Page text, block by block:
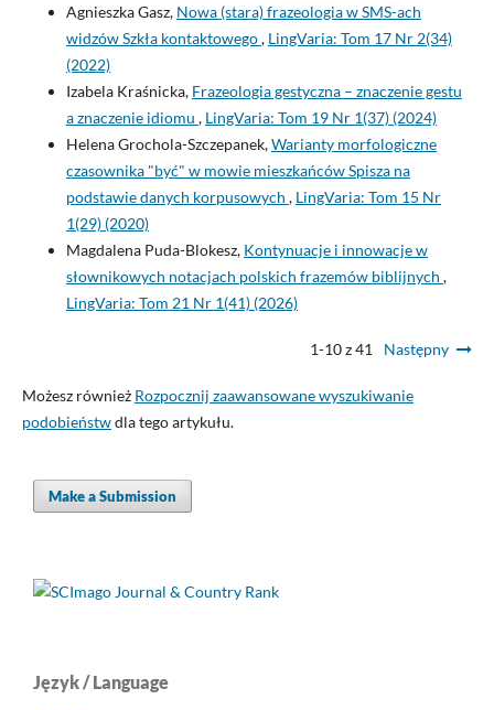
Agnieszka Gasz, Nowa (stara) frazeologia w SMS-ach
widzów Szkła kontaktowego, LingVaria: Tom 17 Nr 2(34)
(2022)
Izabela Kraśnicka, Frazeologia gestyczna – znaczenie gestu
a znaczenie idiomu , LingVaria: Tom 19 Nr 1(37) (2024)
Helena Grochola-Szczepanek,Warianty morfologiczne
czasownika "być" w mowie mieszkańców Spisza na
podstawie danych korpusowych , LingVaria: Tom 15 Nr
1(29) (2020)
Magdalena Puda-Blokesz, Kontynuacje i innowacje w
słownikowych notacjach polskich frazemów biblijnych ,
LingVaria: Tom 21 Nr 1(41) (2026)
1-10 z 41 Następny
Możesz również Rozpocznij zaawansowane wyszukiwanie
podobieństwdla tego artykułu.
Make a Submission
Język / Language